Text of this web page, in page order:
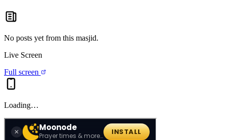
No posts yet from this masjid.
Live Screen
Full screen
Loading…